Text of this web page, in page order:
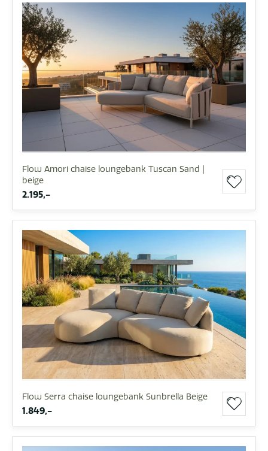
Flow Amori chaise loungebank Tuscan Sand |
beige
2.195,-
Flow Serra chaise loungebank Sunbrella Beige
1.849,-